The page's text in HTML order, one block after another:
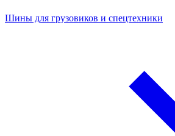
Шины для грузовиков и спецтехники